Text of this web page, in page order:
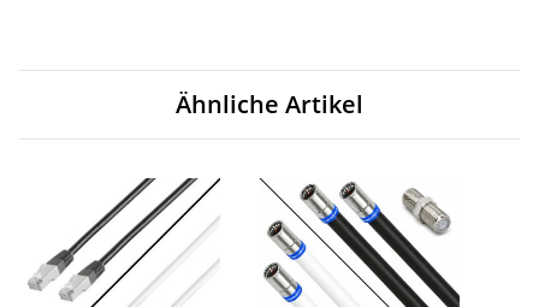
Ähnliche Artikel